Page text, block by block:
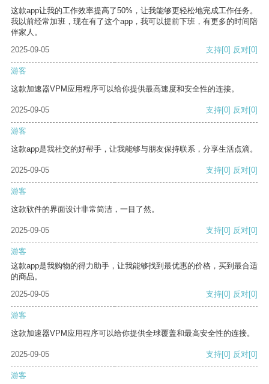
这款app让我的工作效率提高了50%，让我能够更轻松地完成工作任务。
我以前经常加班，现在有了这个app，我可以提前下班，有更多的时间陪
伴家人。
2025-09-05
支持[0] 反对[0]
游客
这款加速器VPM应用程序可以给你提供最高速度和安全性的连接。
2025-09-05 支持[0] 反对[0]
游客
这款app是我社交的好帮手，让我能够与朋友保持联系，分享生活点滴。
2025-09-05 支持[0] 反对[0]
游客
这款软件的界面设计非常简洁，一目了然。
2025-09-05 支持[0] 反对[0]
游客
这款app是我购物的得力助手，让我能够找到最优惠的价格，买到最合适
的商品。
2025-09-05
支持[0] 反对[0]
游客
这款加速器VPM应用程序可以给你提供全球覆盖和最高安全性的连接。
2025-09-05 支持[0] 反对[0]
游客